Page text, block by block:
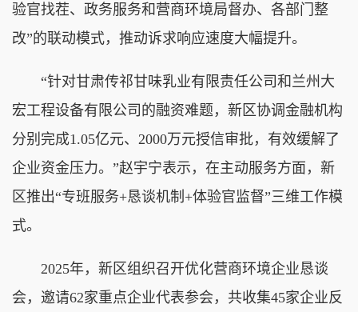
验官找茬、政务服务和营商环境局督办、各部门整
改”的联动模式，推动诉求响应速度大幅提升。
“针对甘肃传祁甘味乳业有限责任公司和兰州大
宏工程设备有限公司的融资难题，新区协调金融机构
分别完成1.05亿元、2000万元授信审批，有效缓解了
企业资金压力。”赵宇宁表示，在主动服务方面，新
区推出“专班服务+恳谈机制+体验官监督”三维工作模
式。
2025年，新区组织召开优化营商环境企业恳谈
会，邀请62家重点企业代表参会，共收集45家企业反